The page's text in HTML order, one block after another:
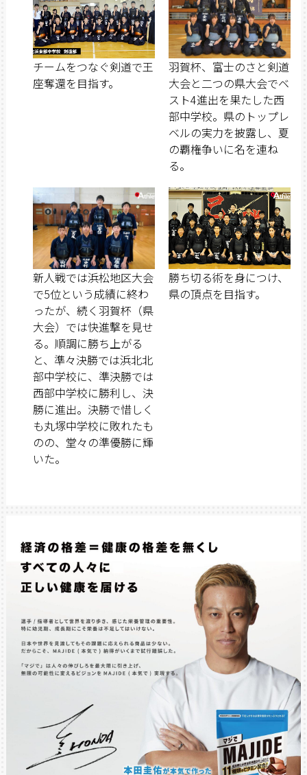
チームをつなぐ剣道で王
座奪還を目指す。
羽賀杯、富士のさと剣道
大会と二つの県大会でベ
スト4進出を果たした西
部中学校。県のトップレ
ベルの実力を披露し、夏
の覇権争いに名を連ね
る。
新人戦では浜松地区大会
で5位という成績に終わ
ったが、続く羽賀杯（県
大会）では快進撃を見せ
る。順調に勝ち上がる
と、準々決勝では浜北北
部中学校に、準決勝では
西部中学校に勝利し、決
勝に進出。決勝で惜しく
も丸塚中学校に敗れたも
のの、堂々の準優勝に輝
いた。
勝ち切る術を身につけ、
県の頂点を目指す。